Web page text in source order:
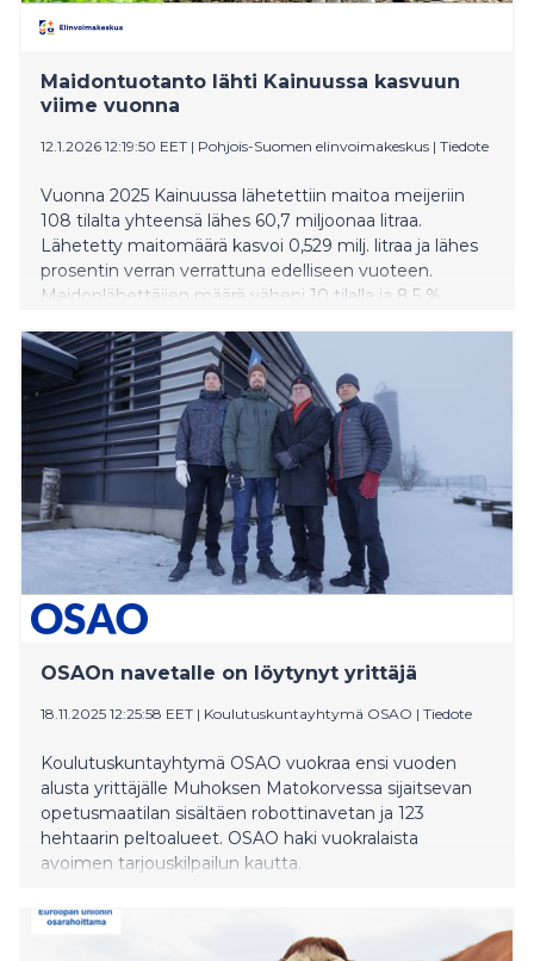
Maidontuotanto lähti Kainuussa kasvuun
viime vuonna
12.1.2026 12:19:50 EET | Pohjois-Suomen elinvoimakeskus | Tiedote
Vuonna 2025 Kainuussa lähetettiin maitoa meijeriin
108 tilalta yhteensä lähes 60,7 miljoonaa litraa.
Lähetetty maitomäärä kasvoi 0,529 milj. litraa ja lähes
prosentin verran verrattuna edelliseen vuoteen.
Maidonlähettäjien määrä väheni 10 tilalla ja 8,5 %
OSAOn navetalle on löytynyt yrittäjä
18.11.2025 12:25:58 EET | Koulutuskuntayhtymä OSAO | Tiedote
Koulutuskuntayhtymä OSAO vuokraa ensi vuoden
alusta yrittäjälle Muhoksen Matokorvessa sijaitsevan
opetusmaatilan sisältäen robottinavetan ja 123
hehtaarin peltoalueet. OSAO haki vuokralaista
avoimen tarjouskilpailun kautta.